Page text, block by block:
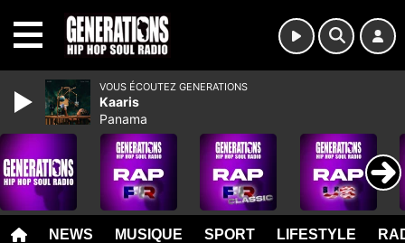
NEWS MUSIQUE SPORT LIFESTYLE
VOUS ÉCOUTEZ GENERATIONS
Kaaris
Panama